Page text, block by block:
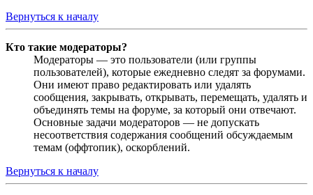
Вернуться к началу
Кто такие модераторы?
Модераторы — это пользователи (или группы
пользователей), которые ежедневно следят за форумами.
Они имеют право редактировать или удалять
сообщения, закрывать, открывать, перемещать, удалять и
объединять темы на форуме, за который они отвечают.
Основные задачи модераторов — не допускать
несоответствия содержания сообщений обсуждаемым
темам (оффтопик), оскорблений.
Вернуться к началу